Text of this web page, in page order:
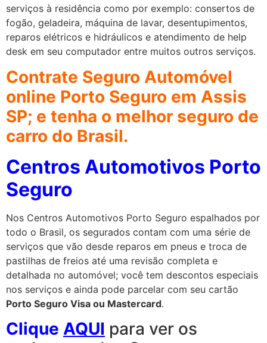
serviços à residência como por exemplo: consertos de
fogão, geladeira, máquina de lavar, desentupimentos,
reparos elétricos e hidráulicos e atendimento de help
desk em seu computador entre muitos outros serviços.
Contrate Seguro Automóvel
online Porto Seguro em Assis
SP; e tenha o melhor seguro de
carro do Brasil.
Centros Automotivos Porto
Seguro
Nos Centros Automotivos Porto Seguro espalhados por
todo o Brasil, os segurados contam com uma série de
serviços que vão desde reparos em pneus e troca de
pastilhas de freios até uma revisão completa e
detalhada no automóvel; você tem descontos especiais
nos serviços e ainda pode parcelar com seu cartão
Porto Seguro Visa ou Mastercard.
Clique AQUI para ver os